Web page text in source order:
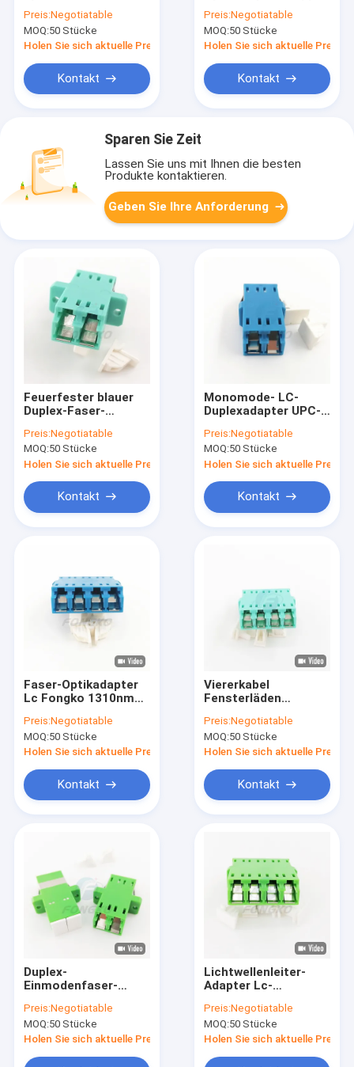
Über uns
Werksbesichtigung
Neuigkeiten
zu Upc
Preis:Negotiatable
MOQ:50 Stücke
Holen Sie sich aktuelle Preis
Kontakt
Ethernet-Kabel
Preis:Negotiatable
MOQ:50 Stücke
Holen Sie sich aktuelle Preis
Kontakt
Sparen Sie Zeit
Lassen Sie uns mit Ihnen die besten
Produkte kontaktieren.
Geben Sie Ihre Anforderung
Feuerfester blauer
Duplex-Faser-
OM3 mit
Fensterladen
Preis:Negotiatable
MOQ:50 Stücke
Holen Sie sich aktuelle Preis
Kontakt
Monomode- LC-
Duplexadapter UPC-
Adapter Inspektion
DX
Preis:Negotiatable
MOQ:50 Stücke
Holen Sie sich aktuelle Preis
Kontakt
Faser-Optikadapter
Lc Fongko 1310nm
Monomode-
Preis:Negotiatable
MOQ:50 Stücke
Holen Sie sich aktuelle Preis
Kontakt
Viererkabel
Fensterläden
Adapter Lc-
Schottdurchführung
des Lichtwellenleiter-
Preis:Negotiatable
MOQ:50 Stücke
Holen Sie sich aktuelle Preis
Kontakt
Duplex-
Einmodenfaser-
Flansch LC APC
Preis:Negotiatable
MOQ:50 Stücke
Holen Sie sich aktuelle Preis
Lichtwellenleiter-
Adapter Lc-
Adapter Inspektion
APC mit Kopf 4
Preis:Negotiatable
MOQ:50 Stücke
Holen Sie sich aktuelle Preis